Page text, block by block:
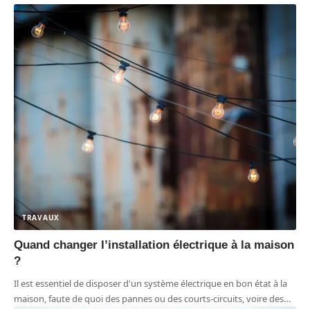
TRAVAUX
Quand changer l’installation électrique à la maison
?
Il est essentiel de disposer d'un système électrique en bon état à la
maison, faute de quoi des pannes ou des courts-circuits, voire des…